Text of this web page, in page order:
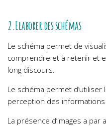
2.Elaborer des schémas
Le schéma permet de
comprendre et à retenir et
long discours.
Le schéma permet
perception des
La présence d’images a